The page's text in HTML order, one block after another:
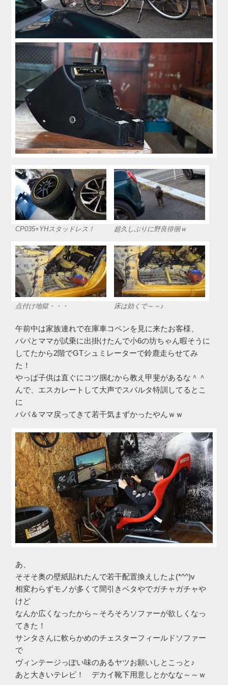
CP035+YHスタッドレス！ 超久しぶりに野良徘徊ｗ
点付け地獄・・・ 床は効くで～～♪
午前中は家族連れで在庫車コペンを見に来たお客様、
パパとママが試乗に出掛けたんで小6の坊ちゃん暇そうに
してたから2階でGTシュミレーターで鈴鹿走らせてみ
た！
やっぱ子供は直ぐにコツ掴むから教え甲斐があるな＾＾
んで、エスカレートして大声でスパルタ特訓してるとこ
に
パパ＆ママ戻ってきて若干気まずかったやんｗｗ
あ、
そそそ奥の壁紙貼れたんで若干配置換えしたよ(*^^)v
相変わらずモノが多くて間引きベタやでガチャガチャや
けど
なんか広くなったから～そろそろソファーが欲しくなっ
てきた！
サンタさんに軟らかめのチェスターフィールドソファー
で
ヴィンテージっぽい味のあるヤツお願いしとこっと♪
あと大きいテレビ！ デカイ靴下用意しとかなな～～ｗ